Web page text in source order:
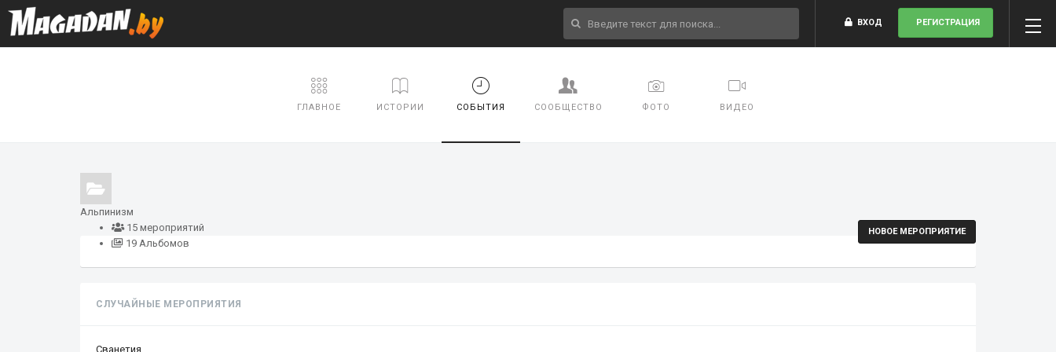
ВХОД РЕГИСТРАЦИЯ
ГЛАВНОЕ ИСТОРИИ СОБЫТИЯ СООБЩЕСТВО ФОТО ВИДЕО
Альпинизм
15 мероприятий
19 Альбомов
НОВОЕ МЕРОПРИЯТИЕ
СЛУЧАЙНЫЕ МЕРОПРИЯТИЯ
Сванетия